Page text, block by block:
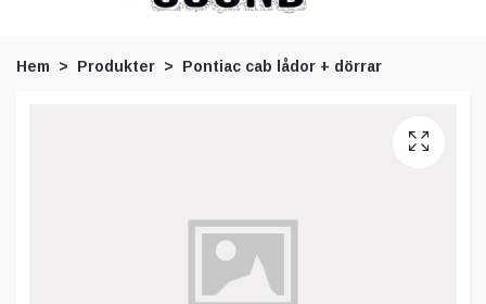
Hem Produkter Pontiac cab lådor + dörrar